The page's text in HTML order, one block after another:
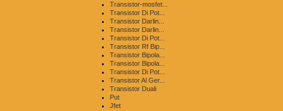
Transistor-mosfet...
Transistor Di Pot...
Transistor Darlin...
Transistor Darlin...
Transistor Di Pot...
Transistor Rf Bip...
Transistor Bipola...
Transistor Bipola...
Transistor Di Pot...
Transistor Al Ger...
Transistor Duali
Put
Jfet